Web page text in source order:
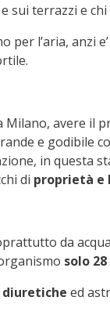
sui terrazzi e
per l’aria,
avere il
e godibile
in questa
di proprietà e
da
solo
ed